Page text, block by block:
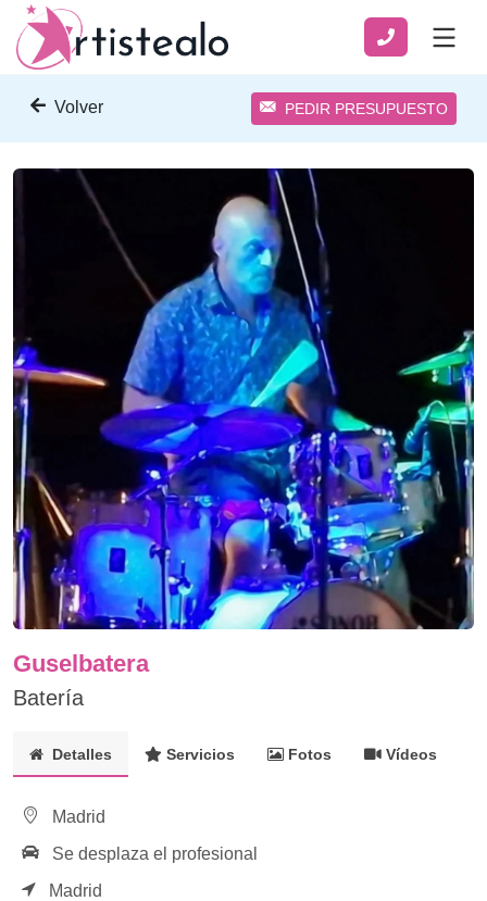
Volver PEDIR PRESUPUESTO
Guselbatera
Batería
Detalles Servicios Fotos Vídeos
Madrid
Se desplaza el profesional
Madrid